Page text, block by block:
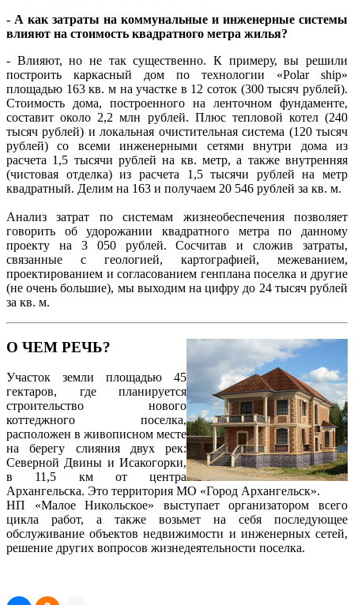
- А как затраты на коммунальные и инженерные системы
влияют на стоимость квадратного метра жилья?
- Влияют, но не так существенно. К примеру, вы решили
построить каркасный дом по технологии «Polar ship»
площадью 163 кв. м на участке в 12 соток (300 тысяч рублей).
Стоимость дома, построенного на ленточном фундаменте,
составит около 2,2 млн рублей. Плюс тепловой котел (240
тысяч рублей) и локальная очистительная система (120 тысяч
рублей) со всеми инженерными сетями внутри дома из
расчета 1,5 тысячи рублей на кв. метр, а также внутренняя
(чистовая отделка) из расчета 1,5 тысячи рублей на метр
квадратный. Делим на 163 и получаем 20 546 рублей за кв. м.
Анализ затрат по системам жизнеобеспечения позволяет
говорить об удорожании квадратного метра по данному
проекту на 3 050 рублей. Сосчитав и сложив затраты,
связанные с геологией, картографией, межеванием,
проектированием и согласованием генплана поселка и другие
(не очень большие), мы выходим на цифру до 24 тысяч рублей
за кв. м.
О ЧЕМ РЕЧЬ?
Участок земли площадью 45
гектаров, где планируется
строительство нового
коттеджного поселка,
расположен в живописном месте
на берегу слияния двух рек:
Северной Двины и Исакогорки,
в 11,5 км от центра
Архангельска. Это территория МО «Город Архангельск».
НП «Малое Никольское» выступает организатором всего
цикла работ, а также возьмет на себя последующее
обслуживание объектов недвижимости и инженерных сетей,
решение других вопросов жизнедеятельности поселка.